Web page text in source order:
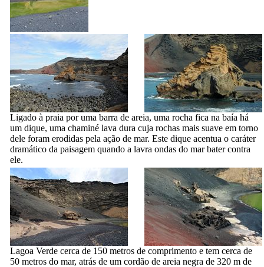
Ligado à praia por uma barra de areia, uma rocha fica na baía há
um dique, uma chaminé lava dura cuja rochas mais suave em torno
dele foram erodidas pela ação de mar. Este dique acentua o caráter
dramático da paisagem quando a lavra ondas do mar bater contra
ele.
Lagoa Verde cerca de 150 metros de comprimento e tem cerca de
50 metros do mar, atrás de um cordão de areia negra de 320 m de